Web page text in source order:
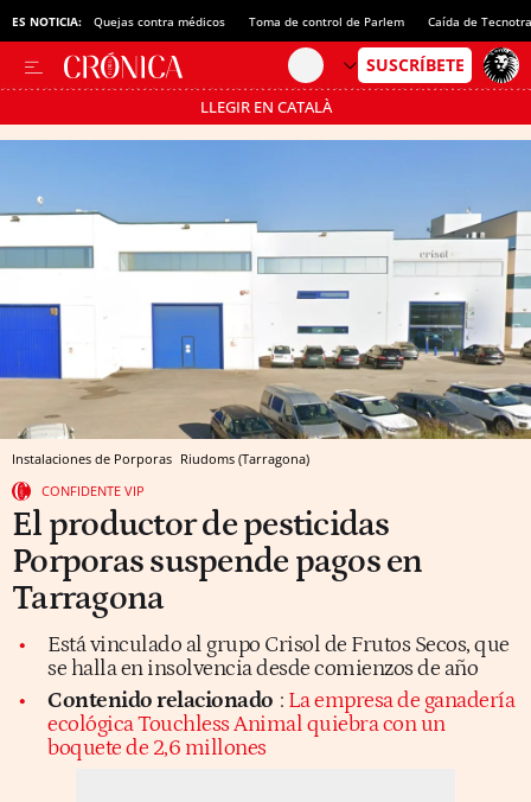
ES NOTICIA: Quejas contra médicos Toma de control de Parlem Caída de
LLEGIR EN CATALÀ
Pásate al MODO AHORRO
Instalaciones de Porporas Riudoms (Tarragona)
CONFIDENTE VIP
El productor de pesticidas
Porporas suspende pagos en
Tarragona
Está vinculado al grupo Crisol de Frutos Secos, que
se halla en insolvencia desde comienzos de año
Contenido relacionado : La empresa de ganadería
ecológica Touchless Animal quiebra con un
boquete de 2,6 millones